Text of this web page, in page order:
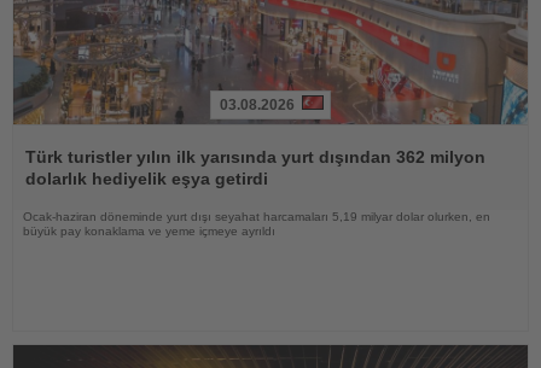
Oku
03.08.2026
Türk turistler yılın ilk yarısında yurt dışından 362 milyon
dolarlık hediyelik eşya getirdi
Ocak-haziran döneminde yurt dışı seyahat harcamaları 5,19 milyar dolar olurken, en
büyük pay konaklama ve yeme içmeye ayrıldı